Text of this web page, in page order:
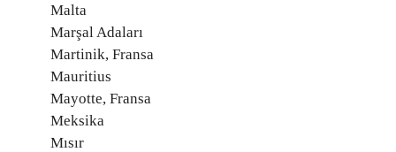
Malta
Marşal Adaları
Martinik, Fransa
Mauritius
Mayotte, Fransa
Meksika
Mısır